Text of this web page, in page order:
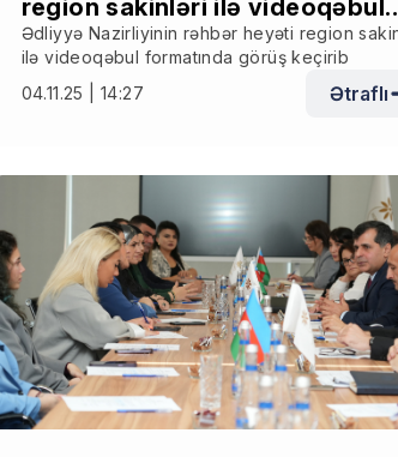
region sakinləri ilə videoqəbul
formatında görüş keçirib
Ədliyyə Nazirliyinin rəhbər heyəti region
ilə videoqəbul formatında görüş keçirib
04.11.25 | 14:27
Ətraflı